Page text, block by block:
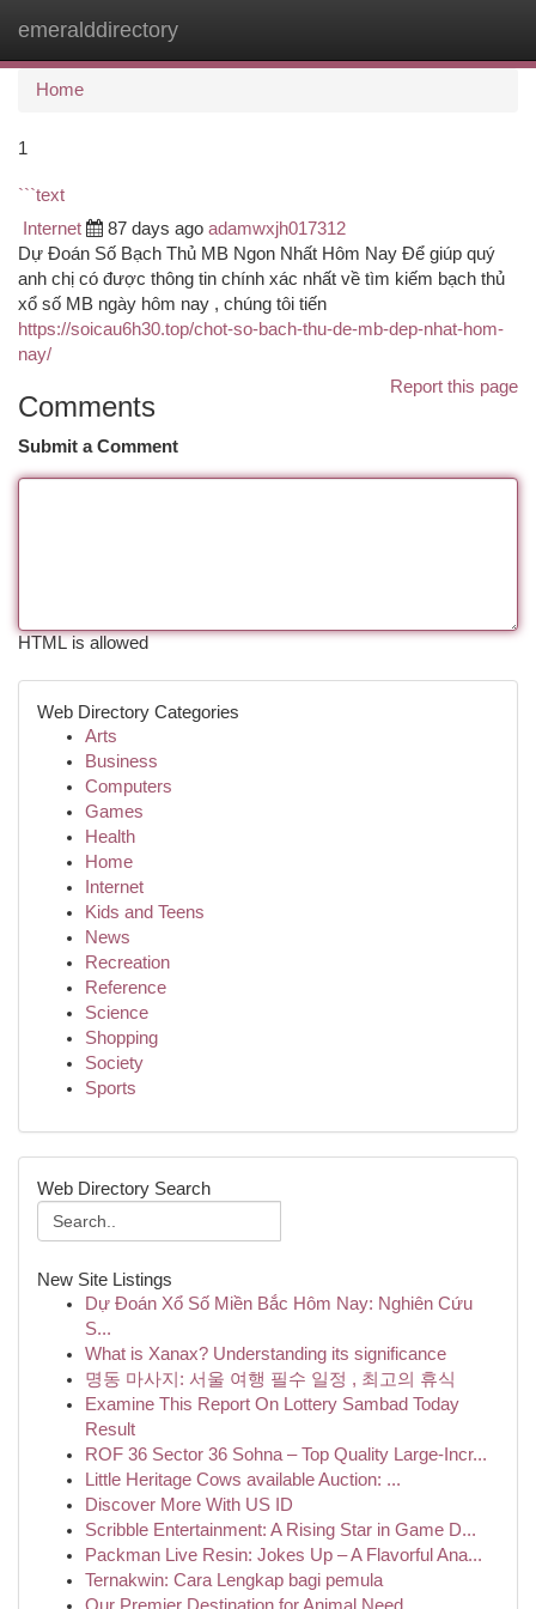
emeralddirectory
Home
1
```text
Internet 87 days ago adamwxjh017312
Dự Đoán Số Bạch Thủ MB Ngon Nhất Hôm Nay Để giúp quý
anh chị có được thông tin chính xác nhất về tìm kiếm bạch thủ
xổ số MB ngày hôm nay , chúng tôi tiến
https://soicau6h30.top/chot-so-bach-thu-de-mb-dep-nhat-hom-
nay/
Report this page
Comments
Submit a Comment
HTML is allowed
Web Directory Categories
Arts
Business
Computers
Games
Health
Home
Internet
Kids and Teens
News
Recreation
Reference
Science
Shopping
Society
Sports
Web Directory Search
New Site Listings
Dự Đoán Xổ Số Miền Bắc Hôm Nay: Nghiên Cứu
S...
What is Xanax? Understanding its significance
명동 마사지: 서울 여행 필수 일정 , 최고의 휴식
Examine This Report On Lottery Sambad Today
Result
ROF 36 Sector 36 Sohna – Top Quality Large-Incr...
Little Heritage Cows available Auction: ...
Discover More With US ID
Scribble Entertainment: A Rising Star in Game D...
Packman Live Resin: Jokes Up – A Flavorful Ana...
Ternakwin: Cara Lengkap bagi pemula